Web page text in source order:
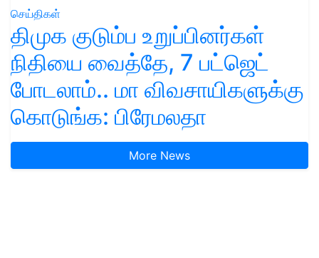
செய்திகள்
திமுக குடும்ப உறுப்பினர்கள்
நிதியை வைத்தே, 7 பட்ஜெட்
போடலாம்.. மா விவசாயிகளுக்கு
கொடுங்க: பிரேமலதா
More News